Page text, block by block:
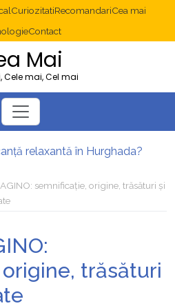
CuriozitatiRecomandariCea mai
Contact
Mai
Cele mai, Cel mai
relaxantă în Hurghada?
Multisite WordPress și Mastodon: cum gestionezi mai multe site-uri
semnificație, origine, trăsături și
trăsături